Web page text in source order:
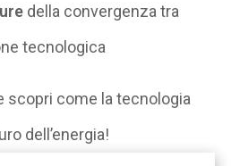
della convergenza tra
tecnologica
scopri come la tecnologia
dell’energia!